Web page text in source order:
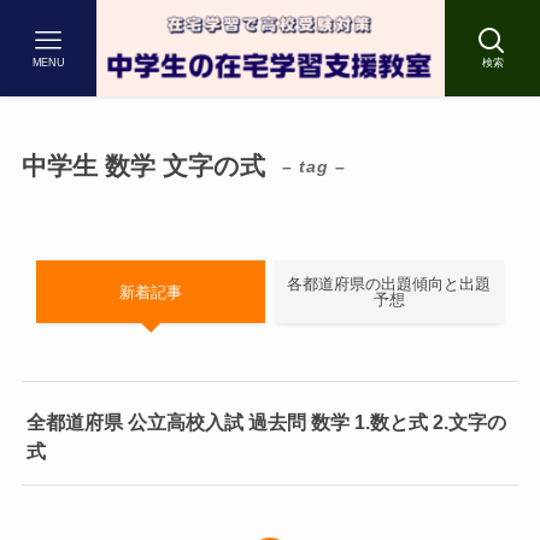
検索
MENU
中学生 数学 文字の式 – tag –
新着記事
各都道府県の出題傾向と出題
予想
全都道府県 公立高校入試 過去問 数学 1.数と式 2.文字の
式